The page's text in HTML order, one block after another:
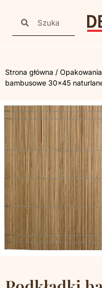
Strona główna /
bambusowe 30×45